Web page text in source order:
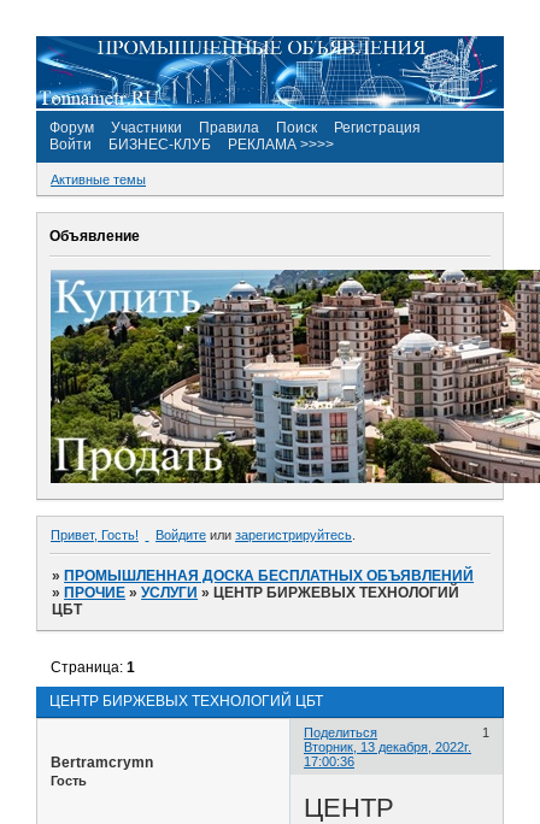
Форум Участники Правила Поиск
Регистрация
Войти
БИЗНЕС-КЛУБ РЕКЛАМА >>>>
Активные темы
Объявление
Привет, Гость! Войдите или зарегистрируйтесь
»ПРОМЫШЛЕННАЯ ДОСКА БЕСПЛАТНЫХ ОБЪЯВЛЕНИЙ
»ПРОЧИЕ »УСЛУГИ »ЦЕНТР БИРЖЕВЫХ ТЕХНОЛОГИЙ
ЦБТ
ЦЕНТР БИРЖЕВЫХ ТЕХНОЛОГИЙ ЦБТ
Страница:1
Поделиться
1
Вторник, 13 декабря, 2022г.
17:00:36
Bertramcrymn
Гость
ЦЕНТР